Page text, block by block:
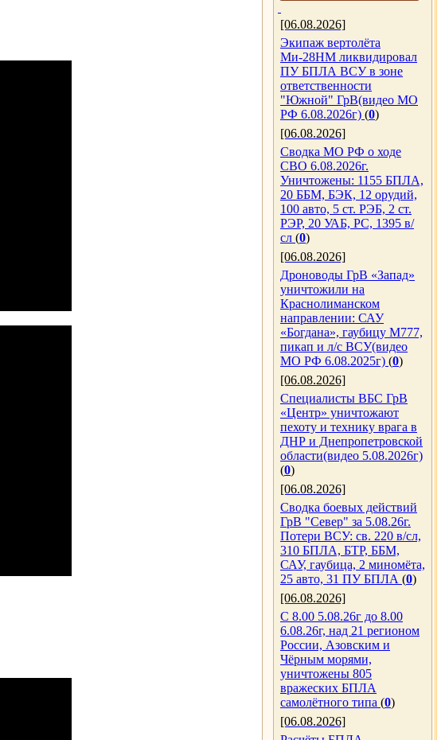
[06.08.2026]
Экипаж вертолёта
Ми-28НМ ликвидировал
ПУ БПЛА ВСУ в зоне
ответственности
"Южной" ГрВ(видео МО
РФ 6.08.2026г) (0)
[06.08.2026]
Сводка МО РФ о ходе
СВО 6.08.2026г.
Уничтожены: 1155 БПЛА,
20 ББМ, БЭК, 12 орудий,
100 авто, 5 ст. РЭБ, 2 ст.
РЭР, 20 УАБ, РС, 1395 в/
сл (0)
[06.08.2026]
Дроноводы ГрВ «Запад»
уничтожили на
Краснолиманском
направлении: САУ
«Богдана», гаубицу М777,
пикап и л/с ВСУ(видео
МО РФ 6.08.2025г) (0)
[06.08.2026]
Специалисты ВБС ГрВ
«Центр» уничтожают
пехоту и технику врага в
ДНР и Днепропетровской
области(видео 5.08.2026г)
(0)
[06.08.2026]
Сводка боевых действий
ГрВ "Север" за 5.08.26г.
Потери ВСУ: св. 220 в/сл,
310 БПЛА, БТР, ББМ,
САУ, гаубица, 2 миномёта,
25 авто, 31 ПУ БПЛА (0)
[06.08.2026]
С 8.00 5.08.26г до 8.00
6.08.26г, над 21 регионом
России, Азовским и
Чёрным морями,
уничтожены 805
вражеских БПЛА
самолётного типа (0)
[06.08.2026]